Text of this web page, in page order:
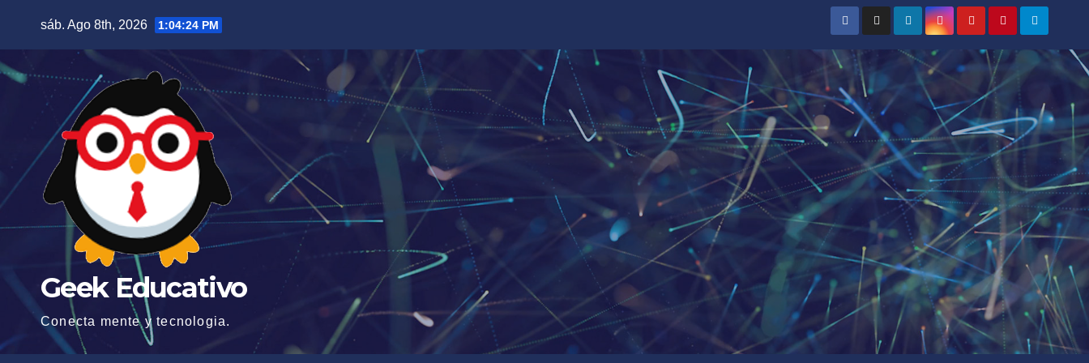
contenido
sáb. Ago 8th, 2026 1:04:25 PM
Geek Educativo
Conecta mente y tecnologia.